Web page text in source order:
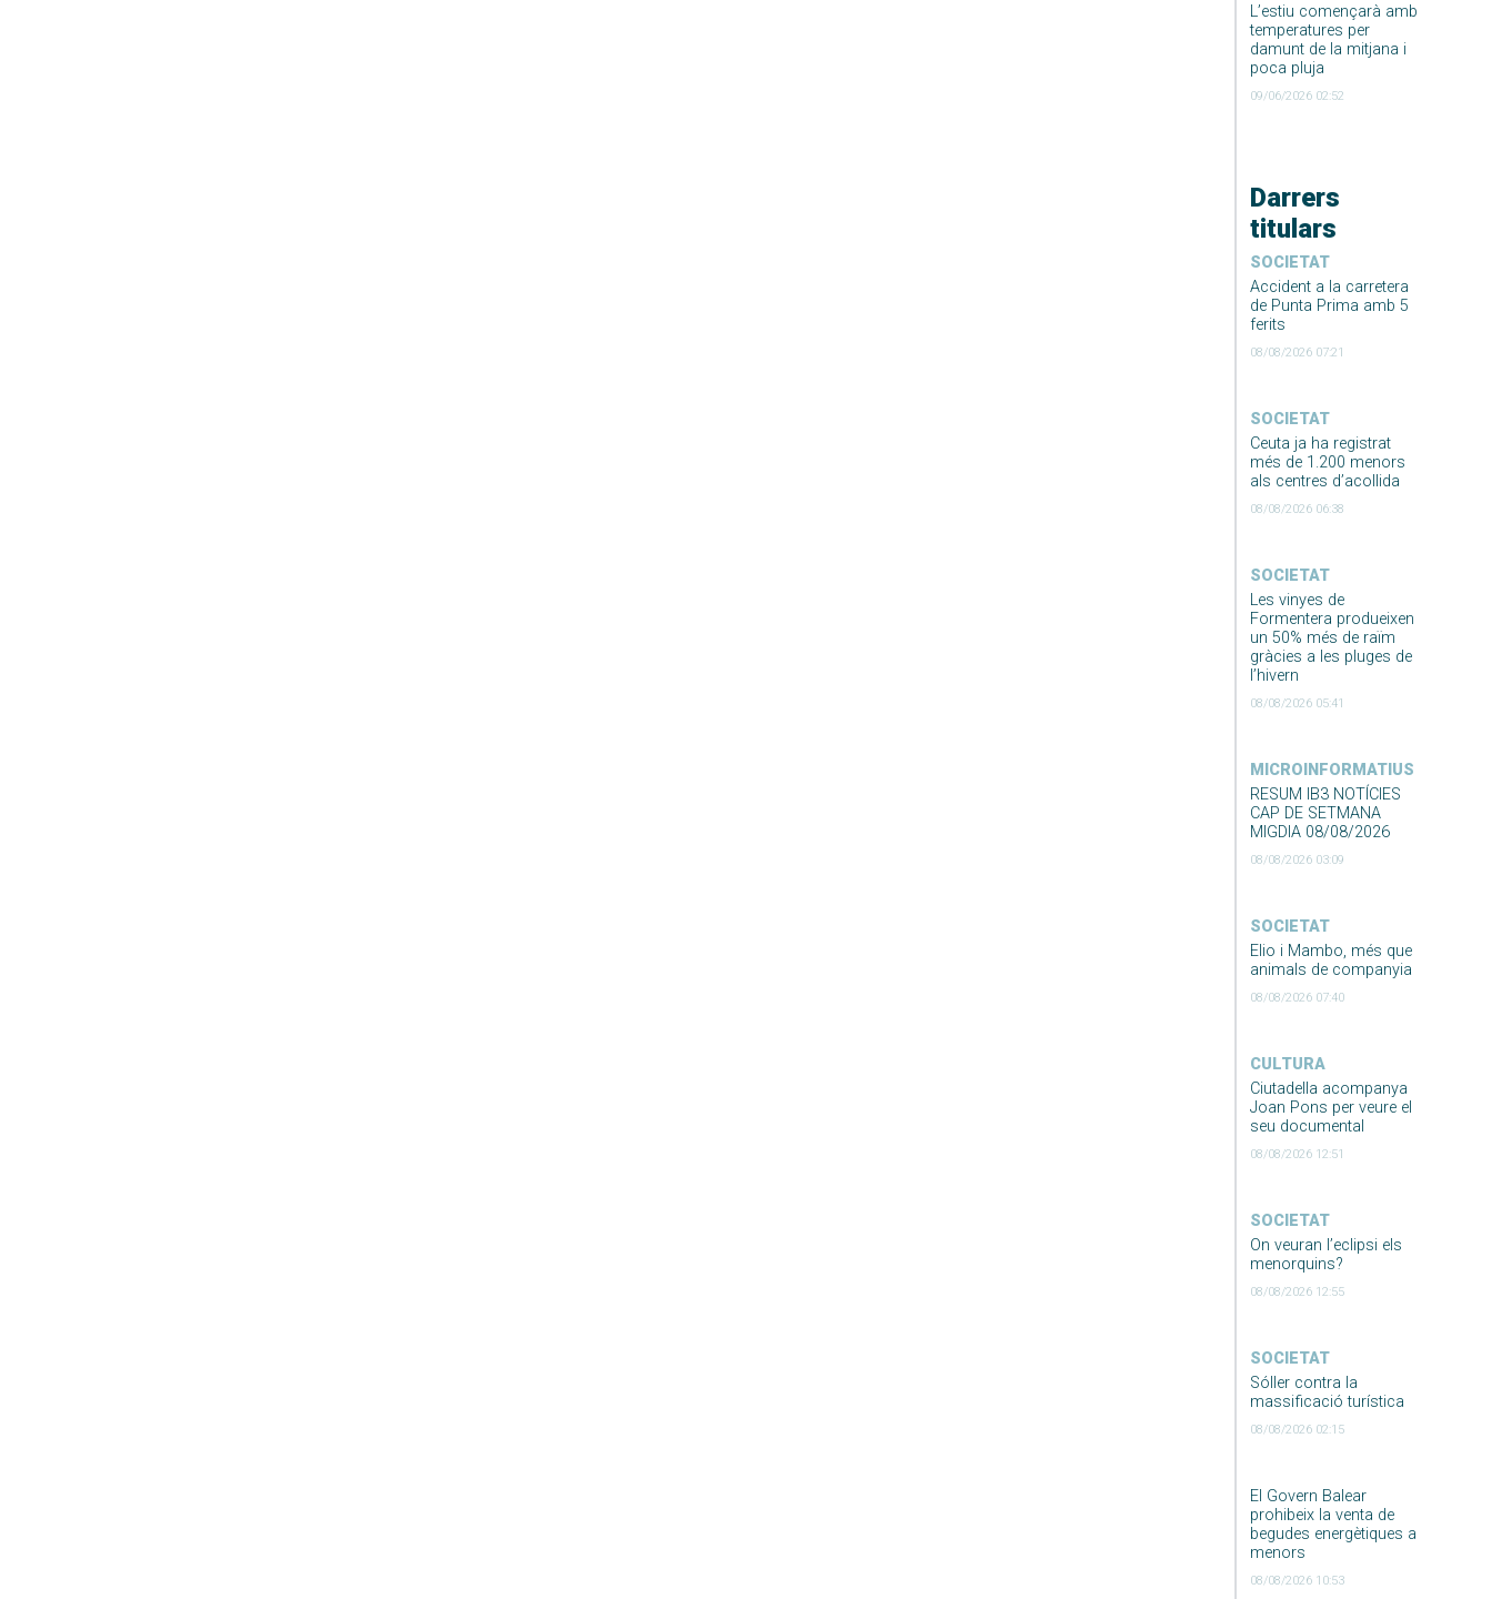
L’estiu començarà amb
temperatures per
damunt de la mitjana i
poca pluja
09/06/2026 02:52
Darrers
titulars
SOCIETAT
Accident a la carretera
de Punta Prima amb 5
ferits
08/08/2026 07:21
SOCIETAT
Ceuta ja ha registrat
més de 1.200 menors
als centres d’acollida
08/08/2026 06:38
SOCIETAT
Les vinyes de
Formentera produeixen
un 50% més de raïm
gràcies a les pluges de
l’hivern
08/08/2026 05:41
MICROINFORMATIUS
RESUM IB3 NOTÍCIES
CAP DE SETMANA
MIGDIA 08/08/2026
08/08/2026 03:09
SOCIETAT
Elio i Mambo, més que
animals de companyia
08/08/2026 07:40
CULTURA
Ciutadella acompanya
Joan Pons per veure el
seu documental
08/08/2026 12:51
SOCIETAT
On veuran l’eclipsi els
menorquins?
08/08/2026 12:55
SOCIETAT
Sóller contra la
massificació turística
08/08/2026 02:15
El Govern Balear
prohibeix la venta de
begudes energètiques a
menors
08/08/2026 10:53